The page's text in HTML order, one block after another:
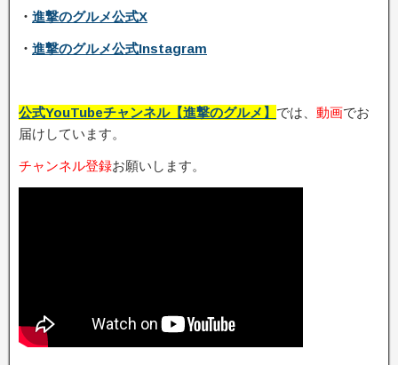
・ 進撃のグルメ公式X
・ 進撃のグルメ公式Instagram
公式YouTubeチャンネル【進撃のグルメ】 では、 動画でお
届けしています。
チャンネル登録お願いします。